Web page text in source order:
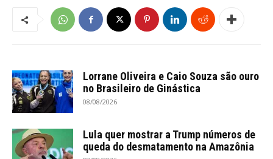
Lorrane Oliveira e Caio Souza são ouro
no Brasileiro de Ginástica
08/08/2026
Lula quer mostrar a Trump números de
queda do desmatamento na Amazônia